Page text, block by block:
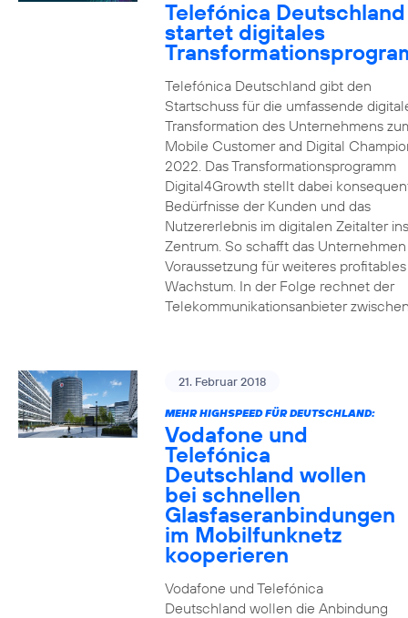
Telefónica Deutschland
startet digitales
Telefónica Deutschland gibt den
Startschuss für die umfassende
Transformation des Unternehmens
Mobile Customer and Digital
2022. Das Transformationsprogramm
Digital4Growth stellt dabei
Bedürfnisse der Kunden und das
Nutzererlebnis im digitalen Zeitalter ins
Zentrum. So schafft das
Voraussetzung für weiteres profitables
Wachstum. In der Folge rechnet der
Telekommunikationsanbieter
21. Februar 2018
MEHR HIGHSPEED FÜR DEUTSCHLAND:
Vodafone und
Telefónica
Deutschland wollen
bei schnellen
Glasfaseranbindungen
im Mobilfunknetz
kooperieren
Vodafone und Telefónica
Deutschland wollen die Anbindung